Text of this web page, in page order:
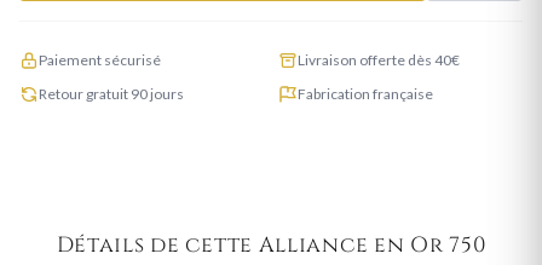
Paiement sécurisé
Livraison offerte dès 40€
Retour gratuit 90 jours
Fabrication française
Détails de cette Alliance en Or 750